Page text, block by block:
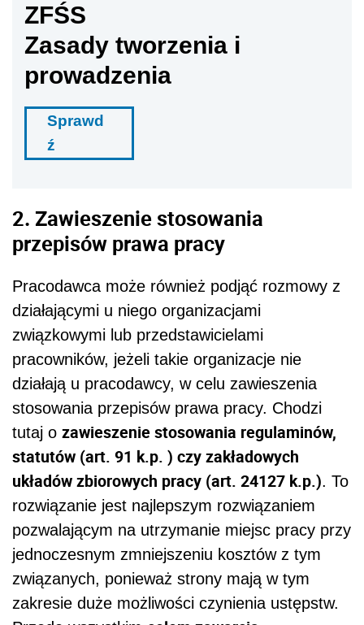
ZFŚS
Zasady tworzenia i
prowadzenia
Sprawd
ź
2. Zawieszenie stosowania
przepisów prawa pracy
Pracodawca może również podjąć rozmowy z
działającymi u niego organizacjami
związkowymi lub przedstawicielami
pracowników, jeżeli takie organizacje nie
działają u pracodawcy, w celu zawieszenia
stosowania przepisów prawa pracy. Chodzi
tutaj o zawieszenie stosowania regulaminów,
statutów (art. 91 k.p. ) czy zakładowych
układów zbiorowych pracy (art. 24127 k.p.). To
rozwiązanie jest najlepszym rozwiązaniem
pozwalającym na utrzymanie miejsc pracy przy
jednoczesnym zmniejszeniu kosztów z tym
związanych, ponieważ strony mają w tym
zakresie duże możliwości czynienia ustępstw.